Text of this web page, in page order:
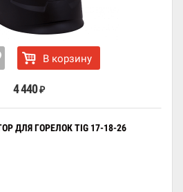
В корзину
4 440 ₽
ДЛЯ ГОРЕЛОК TIG 17-18-26